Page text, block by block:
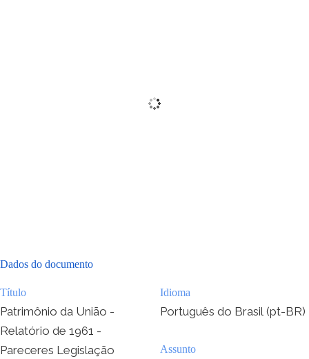
Dados do documento
Título
Patrimônio da União -
Relatório de 1961 -
Pareceres Legislação
Idioma
Português do Brasil (pt-BR)
Assunto